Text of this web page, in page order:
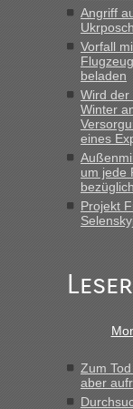
Berichte
Grenzübergang
schnellsten?
„Wir sind mit
15.6. in Krakovets
Früh. Mit sehr
8 PKW vor der
inBerichte
Grenzübergang
schnellsten?
„Gestern 6
Bernd D-UAin
„Bin am Montag
das erste Mal an
vor mir, bin sonst
Minuten wurde
Angriff
Vorfall
beladen
Wird der
Winter
eines
um jede
Projekt
Zum
aber